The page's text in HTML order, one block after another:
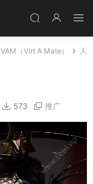
VAM（Virt A Mate）
人
573 推广